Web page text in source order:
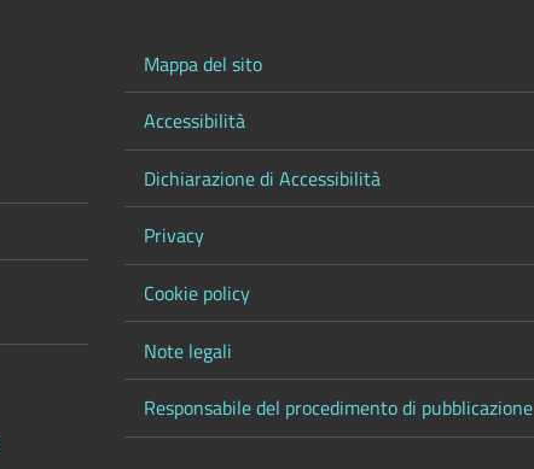
Mappa del sito
Accessibilità
Dichiarazione di Accessibilità
Privacy
Cookie policy
Note legali
Responsabile del procedimento di pubblicazione